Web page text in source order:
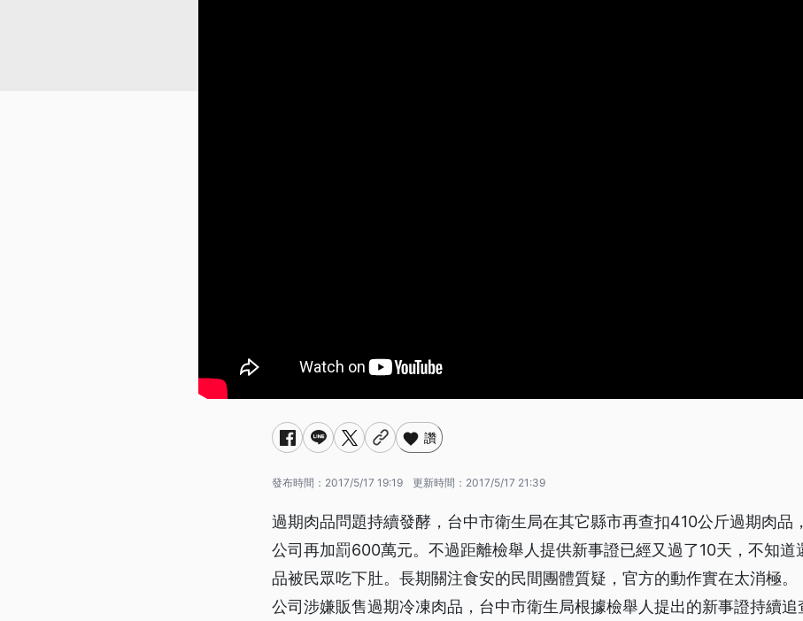
讚
發布時間： 2017/5/17 19:19 更新時間： 2017/5/17 21:39
過期肉品問題持續發酵，台中市衛生局在其它縣市再查扣410公斤過期肉品
公司再加罰600萬元。不過距離檢舉人提供新事證已經又過了10天，不知道
品被民眾吃下肚。長期關注食安的民間團體質疑，官方的動作實在太消極。
公司涉嫌販售過期冷凍肉品，台中市衛生局根據檢舉人提出的新事證持續追